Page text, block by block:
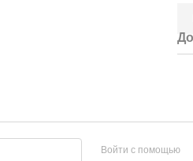
Войти с помощью